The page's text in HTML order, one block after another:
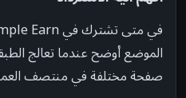
الموضع أوضح عندما تعالج
صفحة مختلفة في منتصف